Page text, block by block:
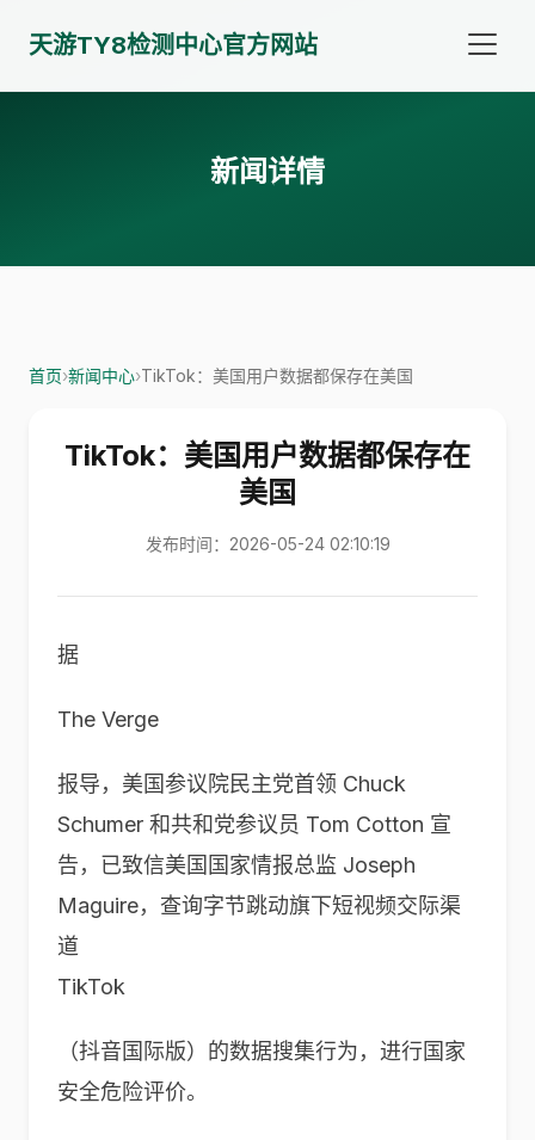
天游TY8检测中心官方网站
新闻详情
首页›新闻中心›TikTok：美国用户数据都保存在美国
TikTok：美国用户数据都保存在
美国
发布时间：2026-05-24 02:10:19
据
The Verge
报导，美国参议院民主党首领 Chuck
Schumer 和共和党参议员 Tom Cotton 宣
告，已致信美国国家情报总监 Joseph
Maguire，查询字节跳动旗下短视频交际渠
道
TikTok
（抖音国际版）的数据搜集行为，进行国家
安全危险评价。